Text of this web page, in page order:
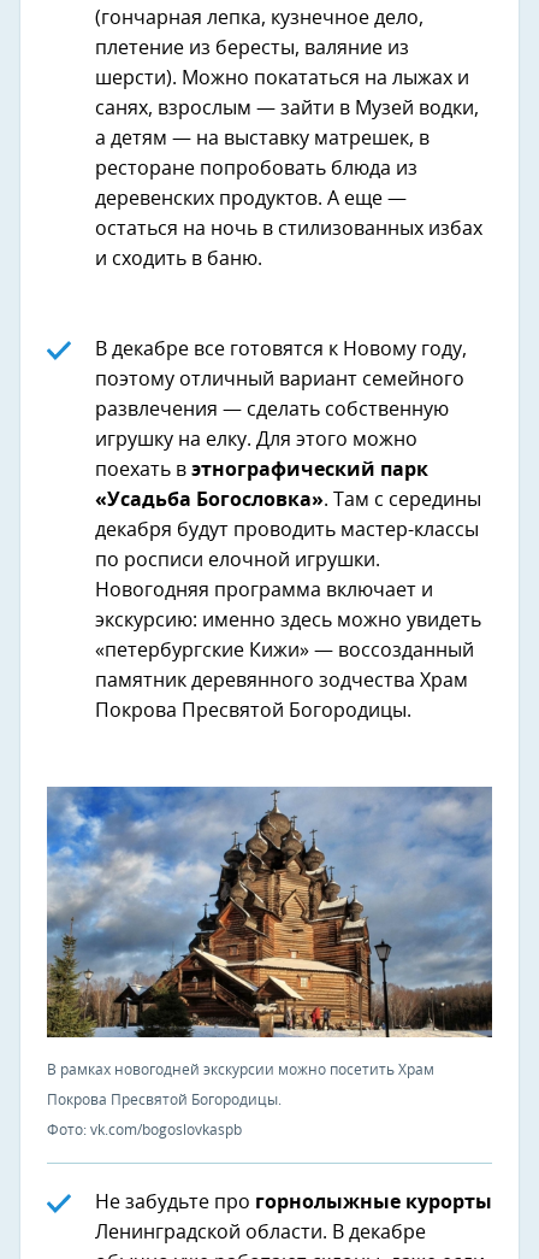
(гончарная лепка, кузнечное дело,
плетение из бересты, валяние из
шерсти). Можно покататься на лыжах и
санях, взрослым — зайти в Музей водки,
а детям — на выставку матрешек, в
ресторане попробовать блюда из
деревенских продуктов. А еще —
остаться на ночь в стилизованных избах
и сходить в баню.
В декабре все готовятся к Новому году,
поэтому отличный вариант семейного
развлечения — сделать собственную
игрушку на елку. Для этого можно
поехать в этнографический парк
«Усадьба Богословка». Там с середины
декабря будут проводить мастер-классы
по росписи елочной игрушки.
Новогодняя программа включает и
экскурсию: именно здесь можно увидеть
«петербургские Кижи» — воссозданный
памятник деревянного зодчества Храм
Покрова Пресвятой Богородицы.
В рамках новогодней экскурсии можно посетить Храм
Покрова Пресвятой Богородицы.
Фото: vk.com/bogoslovkaspb
Не забудьте про горнолыжные курорты
Ленинградской области. В декабре